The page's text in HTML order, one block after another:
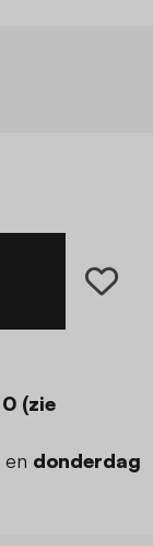
0 (zie
en donderdag